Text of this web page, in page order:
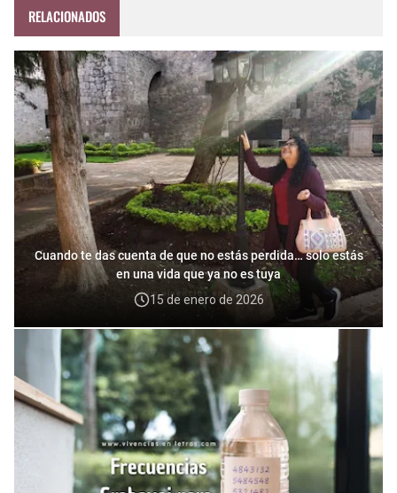
RELACIONADOS
Cuando te das cuenta de que no estás perdida… solo estás
en una vida que ya no es tuya
15 de enero de 2026